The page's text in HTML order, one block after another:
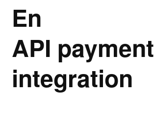
En
API payment
integration